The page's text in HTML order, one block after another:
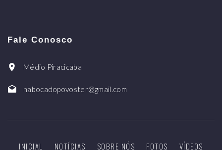
Fale Conosco
Médio Piracicaba
nabocadopovoster@gmail.com
INICIAL NOTÍCIAS SOBRE NÓS FOTOS VÍDEOS